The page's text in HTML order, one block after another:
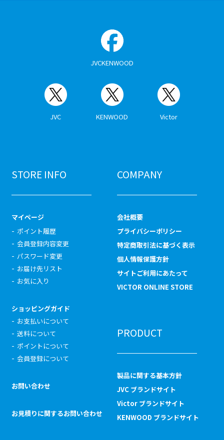
JVCKENWOOD
JVC KENWOOD Victor
STORE INFO
マイページ
ポイント履歴
会員登録内容変更
パスワード変更
お届け先リスト
お気に入り
ショッピングガイド
お支払いについて
送料について
ポイントについて
会員登録について
お問い合わせ
お見積りに関するお問い合わせ
COMPANY
会社概要
プライバシーポリシー
特定商取引法に基づく表示
個人情報保護方針
サイトご利用にあたって
VICTOR ONLINE STORE
PRODUCT
製品に関する基本方針
JVC ブランドサイト
Victor ブランドサイト
KENWOOD ブランドサイト